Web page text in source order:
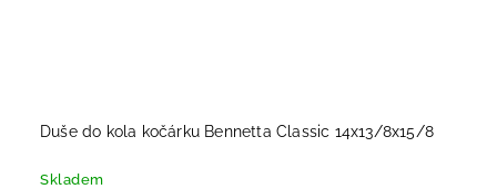
Duše do kola kočárku Bennetta Classic 14x13/8x15/8
Skladem